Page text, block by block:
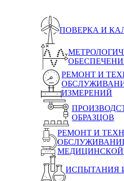
ПОВЕРКА И
РЕМОНТ И
ИЗМЕРЕНИЙ
ОБРАЗЦОВ
РЕМОНТ И
ИСПЫТАНИЯ